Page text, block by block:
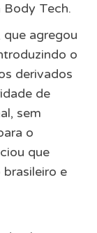
Body Tech.
agregou
o
derivados
de
sem
o
que
e